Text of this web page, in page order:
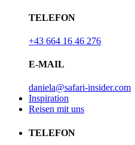
TELEFON
+43 664 16 46 276
E-MAIL
daniela@safari-insider.com
Inspiration
Reisen mit uns
TELEFON